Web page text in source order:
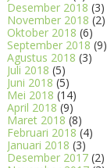
Desember 2018 (3)
November 2018 (2)
Oktober 2018 (6)
September 2018 (9)
Agustus 2018 (3)
Juli 2018 (5)
Juni 2018 (5)
Mei 2018 (14)
April 2018 (9)
Maret 2018 (8)
Februari 2018 (4)
Januari 2018 (3)
Desember 2017(2)